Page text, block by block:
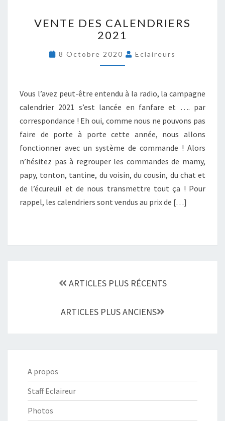
0
E
N
E
D
A
L
E
N
R
I
E
R
2
VENTE DES CALENDRIERS
2021
8 Octobre 2020 Eclaireurs
Vous l’avez peut-être entendu à la radio, la campagne
calendrier 2021 s’est lancée en fanfare et …. par
correspondance ! Eh oui, comme nous ne pouvons pas
faire de porte à porte cette année, nous allons
fonctionner avec un système de commande ! Alors
n’hésitez pas à regrouper les commandes de mamy,
papy, tonton, tantine, du voisin, du cousin, du chat et
de l’écureuil et de nous transmettre tout ça ! Pour
rappel, les calendriers sont vendus au prix de […]
ARTICLES PLUS RÉCENTS
ARTICLES PLUS ANCIENS
A propos
Staff Eclaireur
Photos